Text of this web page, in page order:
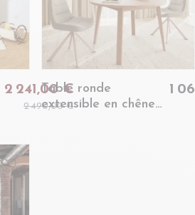
2 241,00 €
2 490,00 €
Table ronde
extensible en chêne
1